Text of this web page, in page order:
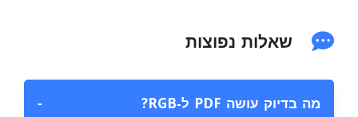
שאלות נפוצות
מה בדיוק עושה PDF ל‑RGB? −